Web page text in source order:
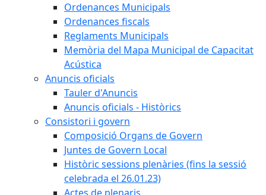
Ordenances Municipals
Ordenances fiscals
Reglaments Municipals
Memòria del Mapa Municipal de Capacitat
Acústica
Anuncis oficials
Tauler d'Anuncis
Anuncis oficials - Històrics
Consistori i govern
Composició Organs de Govern
Juntes de Govern Local
Històric sessions plenàries (fins la sessió
celebrada el 26.01.23)